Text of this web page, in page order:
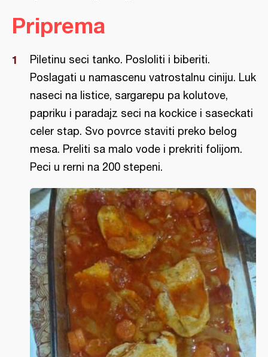
Priprema
Piletinu seci tanko. Posloliti i biberiti.
Poslagati u namascenu vatrostalnu ciniju. Luk
naseci na listice, sargarepu pa kolutove,
papriku i paradajz seci na kockice i saseckati
celer stap. Svo povrce staviti preko belog
mesa. Preliti sa malo vode i prekriti folijom.
Peci u rerni na 200 stepeni.